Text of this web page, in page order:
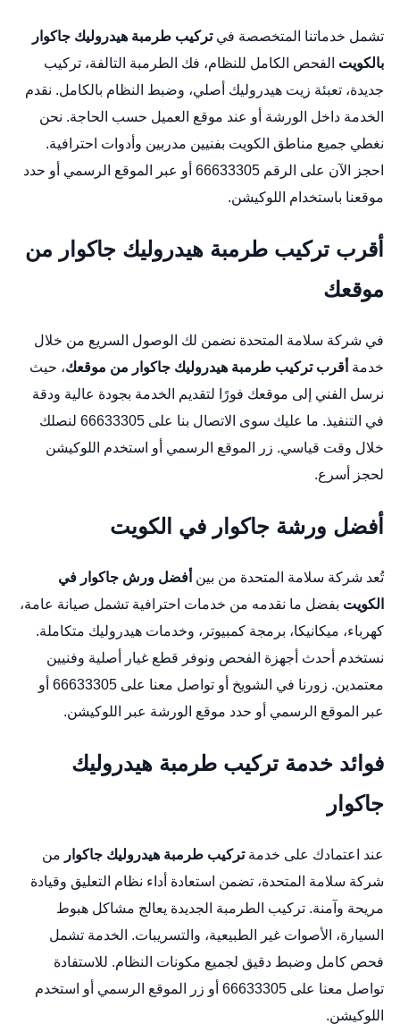
تشمل خدماتنا المتخصصة فيتركيب طرمبة هيدروليك جاكوار
بالكويت الفحص الكامل للنظام، فك الطرمبة التالفة، تركيب
جديدة، تعبئة زيت هيدروليك أصلي، وضبط النظام بالكامل. نقدم
الخدمة داخل الورشة أو عند موقع العميل حسب الحاجة. نحن
نغطي جميع مناطق الكويت بفنيين مدربين وأدوات احترافية.
احجز الآن على الرقم 66633305 أو عبر
الموقع الرسمي أو حدد
موقعنا باستخدام اللوكيشن.
أقرب تركيب طرمبة هيدروليك جاكوار من
موقعك
في شركة سلامة المتحدة نضمن لك الوصول السريع من خلال
خدمة أقرب تركيب طرمبة هيدروليك جاكوار من موقعك، حيث
نرسل الفني إلى موقعك فورًا لتقديم الخدمة بجودة عالية ودقة
في التنفيذ. ما عليك سوى الاتصال بنا على 66633305 لنصلك
خلال وقت قياسي. زر
الموقع الرسمي أو استخدم اللوكيشن
لحجز أسرع.
أفضل ورشة جاكوار في الكويت
تُعد شركة سلامة المتحدة من بين أفضل ورش جاكوار في
الكويت بفضل ما نقدمه من خدمات احترافية تشمل صيانة عامة،
كهرباء، ميكانيكا، برمجة كمبيوتر، وخدمات هيدروليك متكاملة.
نستخدم أحدث أجهزة الفحص ونوفر قطع غيار أصلية وفنيين
معتمدين. زورنا في الشويخ أو تواصل معنا على 66633305 أو
عبر
الموقع الرسمي أو حدد موقع الورشة عبر اللوكيشن.
فوائد خدمة تركيب طرمبة هيدروليك
جاكوار
عند اعتمادك على خدمةتركيب طرمبة هيدروليك جاكوار من
شركة سلامة المتحدة، تضمن استعادة أداء نظام التعليق وقيادة
مريحة وآمنة. تركيب الطرمبة الجديدة يعالج مشاكل هبوط
السيارة، الأصوات غير الطبيعية، والتسريبات. الخدمة تشمل
فحص كامل وضبط دقيق لجميع مكونات النظام. للاستفادة
تواصل معنا على 66633305 أو زر
الموقع الرسمي أو استخدم
اللوكيشن.